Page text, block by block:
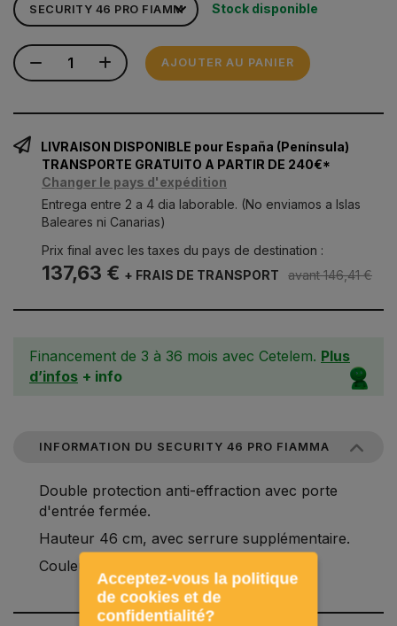
Stock disponible
AJOUTER AU PANIER
LIVRAISON DISPONIBLE pour España (Península)
TRANSPORTE GRATUITO A PARTIR DE 240€*
Changer le pays d'expédition
Entrega entre 2 a 4 dia laborable. (No enviamos a Islas
Baleares ni Canarias)
Prix final avec les taxes du pays de destination :
137,63 € + FRAIS DE TRANSPORT avant 146,41 €
Financement de 3 à 36 mois avec Cetelem. Plus
d’infos + info
INFORMATION DU SECURITY 46 PRO FIAMMA
Double protection anti-effraction avec porte
d'entrée fermée.
Hauteur 46 cm, avec serrure supplémentaire.
Couleur: blanc.
Acceptez-vous la politique
de cookies et de
confidentialité?